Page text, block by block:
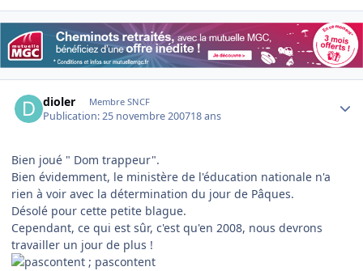
dioler Membre SNCF
Publication:25 novembre 200718 ans
Bien joué " Dom trappeur".
Bien évidemment, le ministère de l'éducation nationale n'a
rien à voir avec la détermination du jour de Pâques.
Désolé pour cette petite blague.
Cependant, ce qui est sûr, c'est qu'en 2008, nous devrons
travailler un jour de plus !
; pascontent